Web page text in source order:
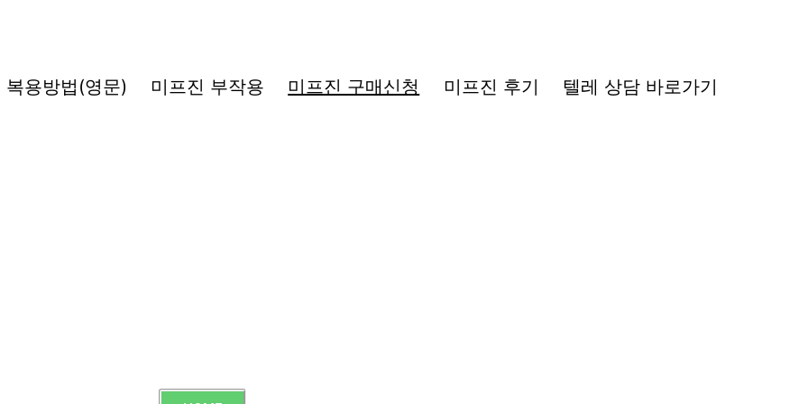
복용방법(영문) 미프진 부작용 미프진 구매신청 미프진 후기 텔레 상담 바로가기